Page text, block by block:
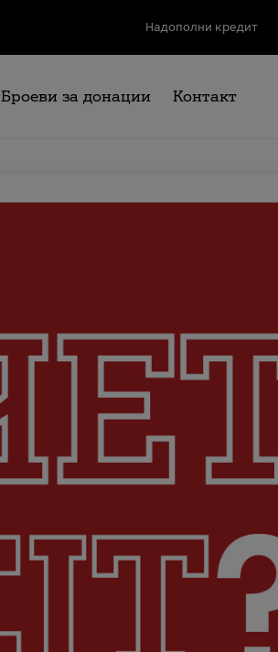
Надополни кредит
Броеви за донации Контакт